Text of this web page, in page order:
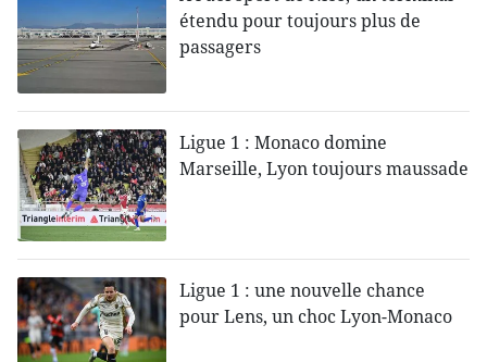
étendu pour toujours plus de
passagers
Ligue 1 : Monaco domine
Marseille, Lyon toujours maussade
Ligue 1 : une nouvelle chance
pour Lens, un choc Lyon-Monaco